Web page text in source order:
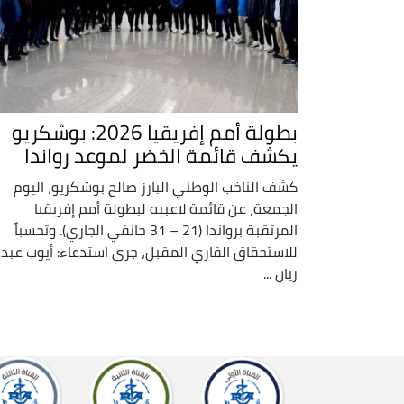
بطولة أمم إفريقيا 2026: بوشكريو
يكشف قائمة الخضر لموعد رواندا
كشف الناخب الوطني البارز صالح بوشكريو، اليوم
الجمعة، عن قائمة لاعبيه لبطولة أمم إفريقيا
المرتقبة برواندا (21 – 31 جانفي الجاري). وتحسباً
للاستحقاق القاري المقبل، جرى استدعاء: أيوب
ريان ...